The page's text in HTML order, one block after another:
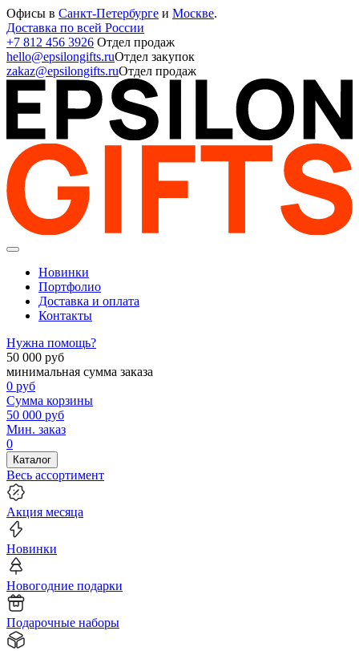
Офисы в Санкт-Петербурге и Москве.
Доставка по всей России
+7 812 456 3926 Отдел продаж
hello@epsilongifts.ruОтдел закупок
zakaz@epsilongifts.ruОтдел продаж
Новинки
Портфолио
Доставка и оплата
Контакты
Нужна помощь?
50 000 руб
минимальная сумма заказа
0 руб
Сумма корзины
50 000 руб
Мин. заказ
0
Каталог
Весь ассортимент
Акция месяца
Новинки
Новогодние подарки
Подарочные наборы